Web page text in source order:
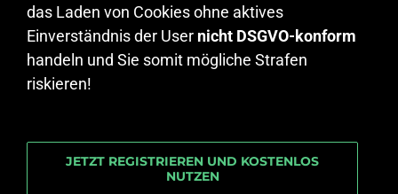
das Laden von Cookies ohne aktives
Einverständnis der User nicht DSGVO-konform
handeln und Sie somit mögliche Strafen
riskieren!
JETZT REGISTRIEREN UND KOSTENLOS
NUTZEN